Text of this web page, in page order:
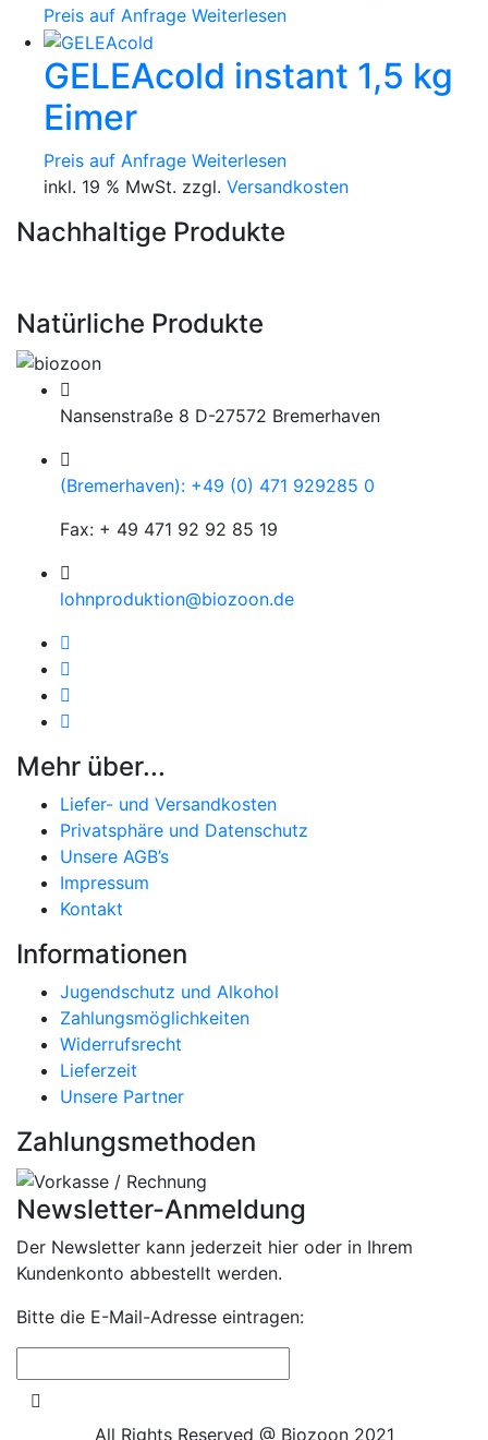
Preis auf Anfrage Weiterlesen
GELEAcold instant 1,5 kg
Eimer
Preis auf Anfrage Weiterlesen
inkl. 19 % MwSt. zzgl. Versandkosten
Nachhaltige Produkte
Natürliche Produkte
Nansenstraße 8 D-27572 Bremerhaven
(Bremerhaven): +49 (0) 471 929285 0
Fax: + 49 471 92 92 85 19
lohnproduktion@biozoon.de
Mehr über...
Liefer- und Versandkosten
Privatsphäre und Datenschutz
Unsere AGB’s
Impressum
Kontakt
Informationen
Jugendschutz und Alkohol
Zahlungsmöglichkeiten
Widerrufsrecht
Lieferzeit
Unsere Partner
Zahlungsmethoden
Newsletter-Anmeldung
Der Newsletter kann jederzeit hier oder in Ihrem
Kundenkonto abbestellt werden.
Bitte die E-Mail-Adresse eintragen:
All Rights Reserved @ Biozoon 2021